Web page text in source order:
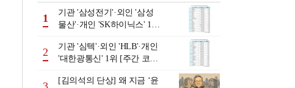
1
기관 '삼성전기'·외인 '삼성
물산'·개인 'SK하이닉스' 1위
년 8월3일~8월7일]
2
기관 '심텍'·외인 'HLB'·개인
'대한광통신' 1위 [주간 코스
월7일]
[김의석의 단상] 왜 지금 ‘윤